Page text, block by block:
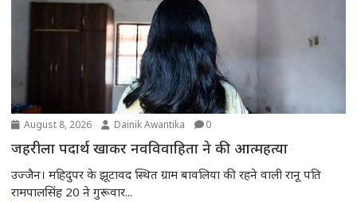
August 8, 2026 Dainik Awantika 0
जहरीला पदार्थ खाकर नवविवाहिता ने की आत्महत्या
उज्जैन। महिदुपर के झूटावद स्थित ग्राम बावलिया की रहने वाली रानू पति
रामपालसिंह 20 ने गुरूवार...